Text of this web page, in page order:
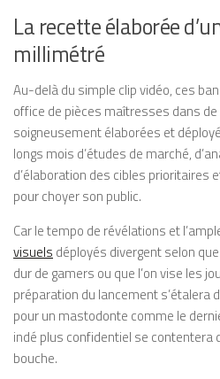
La recette élaborée
millimétré
Au-delà du simple clip vidéo, ces
office de pièces maîtresses dans
soigneusement élaborées et
longs mois d’études de marché,
d’élaboration des cibles prioritaires
pour choyer son public.
Car le tempo de révélations et
visuels déployés divergent selon
dur de gamers ou que l’on vise les
préparation du lancement s’étalera
pour un mastodonte comme le
indé plus confidentiel se contentera
bouche.